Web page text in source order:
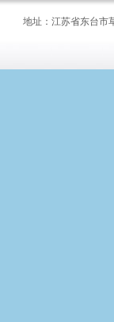
地址：江苏省东台市